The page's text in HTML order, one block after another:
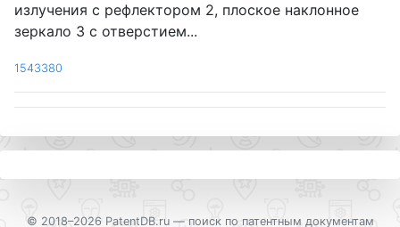
излучения с рефлектором 2, плоское наклонное
зеркало 3 с отверстием...
1543380
© 2018–2026 PatentDB.ru — поиск по патентным документам